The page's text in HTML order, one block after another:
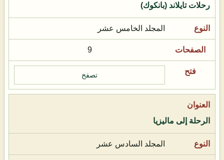
رحلات تايلاند (بانكوك)
المجلد الخامس عشر
9
تصفح
الرحلة إلى ماليزيا
المجلد السادس عشر